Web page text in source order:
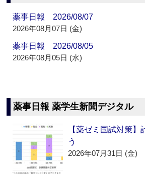
薬事日報 2026/08/07
2026年08月07日 (金)
薬事日報 2026/08/05
2026年08月05日 (水)
薬事日報 薬学生新聞デジタル
【薬ゼミ国試対策】
う
2026年07月31日 (金)